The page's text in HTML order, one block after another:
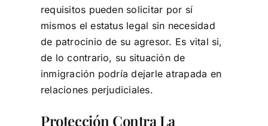
requisitos pueden solicitar por sí
mismos el estatus legal sin necesidad
de patrocinio de su agresor. Es vital si,
de lo contrario, su situación de
inmigración podría dejarle atrapada en
relaciones perjudiciales.
Protección Contra La